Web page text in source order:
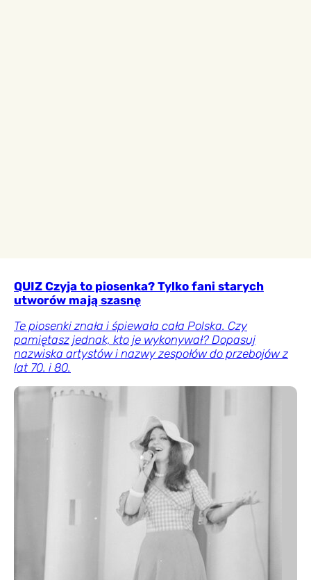
QUIZ Czyja to piosenka? Tylko fani starych
utworów mają szasnę
Te piosenki znała i śpiewała cała Polska. Czy
pamiętasz jednak, kto je wykonywał? Dopasuj
nazwiska artystów i nazwy zespołów do przebojów z
lat 70. i 80.